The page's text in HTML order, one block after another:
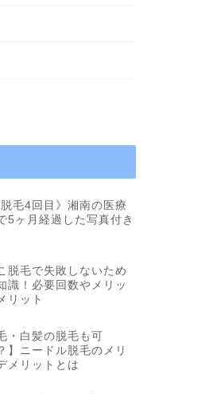
脱毛4回目》湘南の医療
5ヶ月経過した写真付き
脱毛で失敗しないため
識！必要回数やメリッ
リット
・白髪の脱毛も可
】ニードル脱毛のメリ
メリットとは